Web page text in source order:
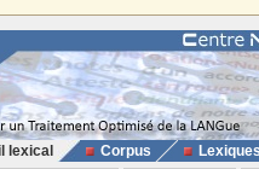
lexical Corpus